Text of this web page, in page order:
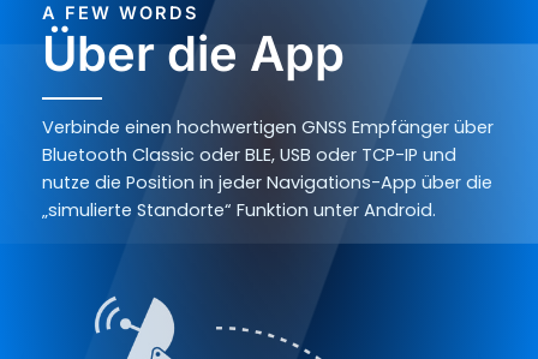
A FEW WORDS
Über die App
Verbinde einen hochwertigen GNSS Empfänger über
Bluetooth Classic oder BLE, USB oder TCP-IP und
nutze die Position in jeder Navigations-App über die
„simulierte Standorte“ Funktion unter Android.